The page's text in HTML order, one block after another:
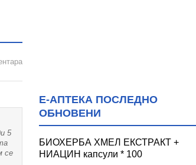
5
се
Е-АПТЕКА ПОСЛЕДНО
ОБНОВЕНИ
БИОХЕРБА ХМЕЛ ЕКСТРАКТ +
НИАЦИН капсули * 100